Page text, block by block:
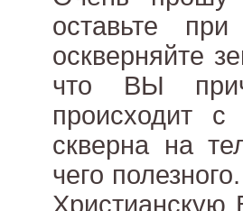
оставьте
оскверняйте
что ВЫ
происходит
скверна на
чего